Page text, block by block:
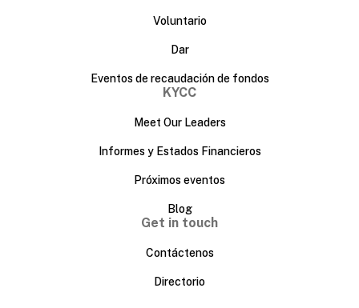
Voluntario
Dar
Eventos de recaudación de fondos
KYCC
Meet Our Leaders
Informes y Estados Financieros
Próximos eventos
Blog
Get in touch
Contáctenos
Directorio